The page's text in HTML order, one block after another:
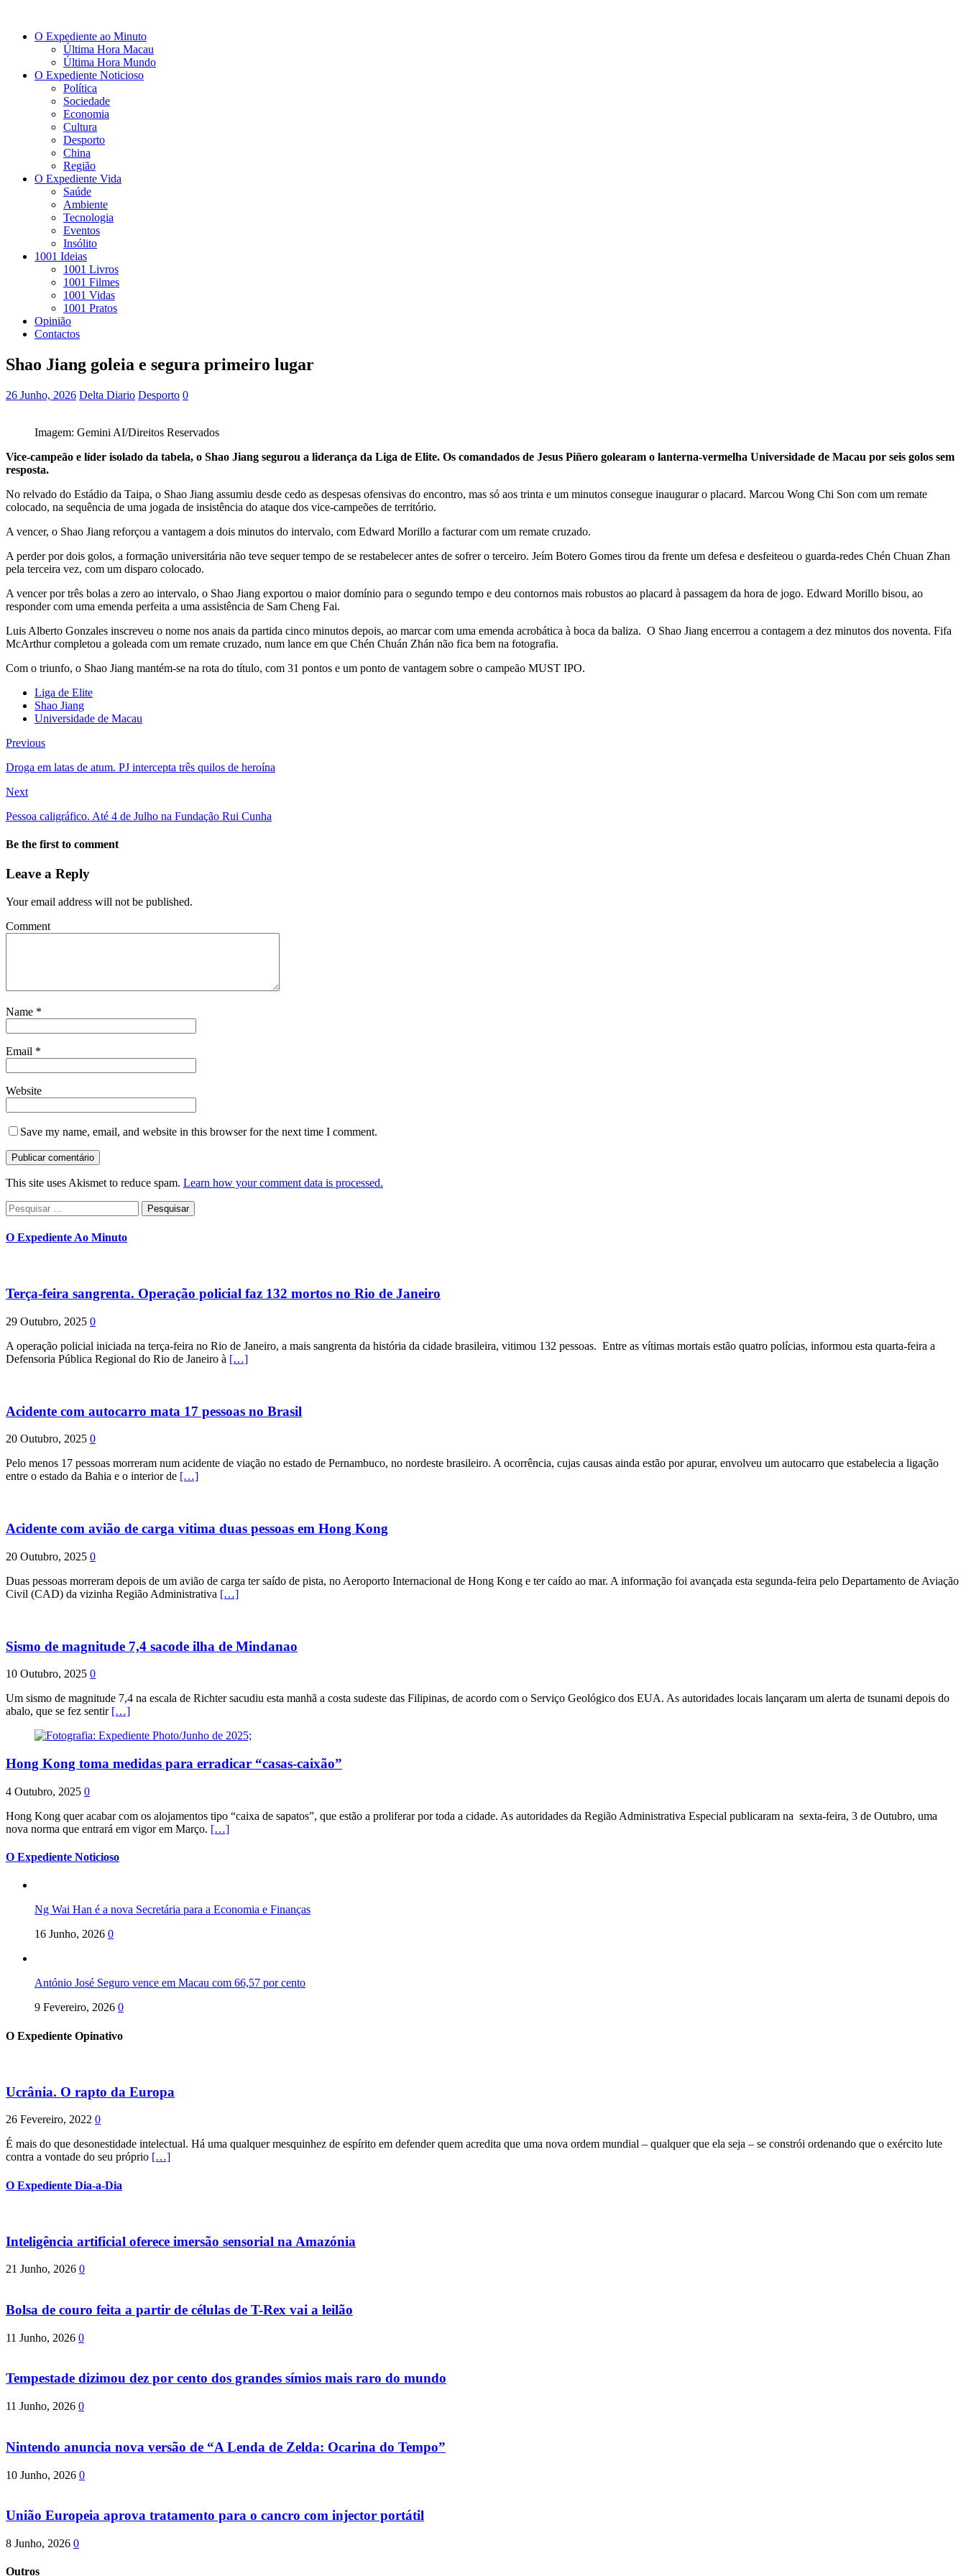
O Expediente ao Minuto
Última Hora Macau
Última Hora Mundo
O Expediente Noticioso
Política
Sociedade
Economia
Cultura
Desporto
China
Região
O Expediente Vida
Saúde
Ambiente
Tecnologia
Eventos
Insólito
1001 Ideias
1001 Livros
1001 Filmes
1001 Vidas
1001 Pratos
Opinião
Contactos
Shao Jiang goleia e segura primeiro lugar
26 Junho, 2026 Delta Diario Desporto 0
Imagem: Gemini AI/Direitos Reservados
Vice-campeão e líder isolado da tabela, o Shao Jiang segurou a liderança da Liga de Elite. Os comandados de Jesus Piñero golearam o lanterna-vermelha Universidade de Macau por seis golos sem
resposta.
No relvado do Estádio da Taipa, o Shao Jiang assumiu desde cedo as despesas ofensivas do encontro, mas só aos trinta e um minutos consegue inaugurar o placard. Marcou Wong Chi Son com um remate
colocado, na sequência de uma jogada de insistência do ataque dos vice-campeões de território.
A vencer, o Shao Jiang reforçou a vantagem a dois minutos do intervalo, com Edward Morillo a facturar com um remate cruzado.
A perder por dois golos, a formação universitária não teve sequer tempo de se restabelecer antes de sofrer o terceiro. Jeím Botero Gomes tirou da frente um defesa e desfeiteou o guarda-redes Chén Chuan Zhan
pela terceira vez, com um disparo colocado.
A vencer por três bolas a zero ao intervalo, o Shao Jiang exportou o maior domínio para o segundo tempo e deu contornos mais robustos ao placard à passagem da hora de jogo. Edward Morillo bisou, ao
responder com uma emenda perfeita a uma assistência de Sam Cheng Fai.
Luis Alberto Gonzales inscreveu o nome nos anais da partida cinco minutos depois, ao marcar com uma emenda acrobática à boca da baliza. O Shao Jiang encerrou a contagem a dez minutos dos noventa. Fifa
McArthur completou a goleada com um remate cruzado, num lance em que Chén Chuán Zhán não fica bem na fotografia.
Com o triunfo, o Shao Jiang mantém-se na rota do título, com 31 pontos e um ponto de vantagem sobre o campeão MUST IPO.
Liga de Elite
Shao Jiang
Universidade de Macau
Previous
Droga em latas de atum. PJ intercepta três quilos de heroína
Next
Pessoa caligráfico. Até 4 de Julho na Fundação Rui Cunha
Be the first to comment
Leave a Reply
Your email address will not be published.
Comment
Name *
Email *
Website
Save my name, email, and website in this browser for the next time I comment.
This site uses Akismet to reduce spam. Learn how your comment data is processed.
Pesquisar
por:
O Expediente Ao Minuto
Terça-feira sangrenta. Operação policial faz 132 mortos no Rio de Janeiro
29 Outubro, 2025 0
A operação policial iniciada na terça-feira no Rio de Janeiro, a mais sangrenta da história da cidade brasileira, vitimou 132 pessoas. Entre as vítimas mortais estão quatro polícias, informou esta quarta-feira a
Defensoria Pública Regional do Rio de Janeiro à […]
Acidente com autocarro mata 17 pessoas no Brasil
20 Outubro, 2025 0
Pelo menos 17 pessoas morreram num acidente de viação no estado de Pernambuco, no nordeste brasileiro. A ocorrência, cujas causas ainda estão por apurar, envolveu um autocarro que estabelecia a ligação
entre o estado da Bahia e o interior de […]
Acidente com avião de carga vitima duas pessoas em Hong Kong
20 Outubro, 2025 0
Duas pessoas morreram depois de um avião de carga ter saído de pista, no Aeroporto Internacional de Hong Kong e ter caído ao mar. A informação foi avançada esta segunda-feira pelo Departamento de Aviação
Civil (CAD) da vizinha Região Administrativa […]
Sismo de magnitude 7,4 sacode ilha de Mindanao
10 Outubro, 2025 0
Um sismo de magnitude 7,4 na escala de Richter sacudiu esta manhã a costa sudeste das Filipinas, de acordo com o Serviço Geológico dos EUA. As autoridades locais lançaram um alerta de tsunami depois do
abalo, que se fez sentir […]
Hong Kong toma medidas para erradicar “casas-caixão”
4 Outubro, 2025 0
Hong Kong quer acabar com os alojamentos tipo “caixa de sapatos”, que estão a proliferar por toda a cidade. As autoridades da Região Administrativa Especial publicaram na sexta-feira, 3 de Outubro, uma
nova norma que entrará em vigor em Março. […]
O Expediente Noticioso
Ng Wai Han é a nova Secretária para a Economia e Finanças
16 Junho, 2026 0
António José Seguro vence em Macau com 66,57 por cento
9 Fevereiro, 2026 0
O Expediente Opinativo
Ucrânia. O rapto da Europa
26 Fevereiro, 2022 0
É mais do que desonestidade intelectual. Há uma qualquer mesquinhez de espírito em defender quem acredita que uma nova ordem mundial – qualquer que ela seja – se constrói ordenando que o exército lute
contra a vontade do seu próprio […]
O Expediente Dia-a-Dia
Inteligência artificial oferece imersão sensorial na Amazónia
21 Junho, 2026 0
Bolsa de couro feita a partir de células de T-Rex vai a leilão
11 Junho, 2026 0
Tempestade dizimou dez por cento dos grandes símios mais raro do mundo
11 Junho, 2026 0
Nintendo anuncia nova versão de “A Lenda de Zelda: Ocarina do Tempo”
10 Junho, 2026 0
União Europeia aprova tratamento para o cancro com injector portátil
8 Junho, 2026 0
Outros